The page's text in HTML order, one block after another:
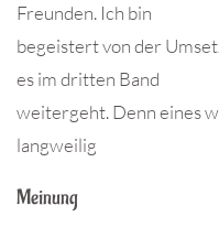
Freunden. Ich bin
begeistert von der
es im dritten Band
weitergeht. Denn eines
langweilig
Meinung